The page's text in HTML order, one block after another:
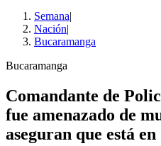
Semana|
Nación|
Bucaramanga
Bucaramanga
Comandante de
fue amenazado de
aseguran que está